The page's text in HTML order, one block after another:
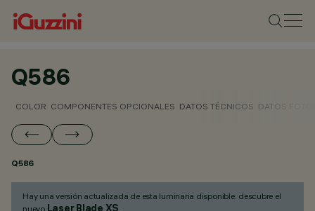
Q586
COLOR COMPONENTES OPCIONALES DATOS TÉCNICOS DATOS
Q586
Hay una versión actualizada de esta luminaria disponible: descubre el
nuevo Laser Blade XS.